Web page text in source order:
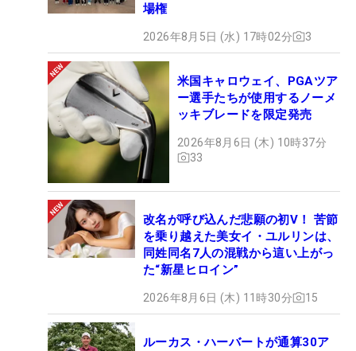
場権
2026年8月5日 (水) 17時02分 3
米国キャロウェイ、PGAツア
ー選手たちが使用するノーメ
ッキブレードを限定発売
2026年8月6日 (木) 10時37分
33
改名が呼び込んだ悲願の初V！ 苦節
を乗り越えた美女イ・ユルリンは、
同姓同名7人の混戦から這い上がっ
た“新星ヒロイン”
2026年8月6日 (木) 11時30分 15
ルーカス・ハーバートが通算30ア